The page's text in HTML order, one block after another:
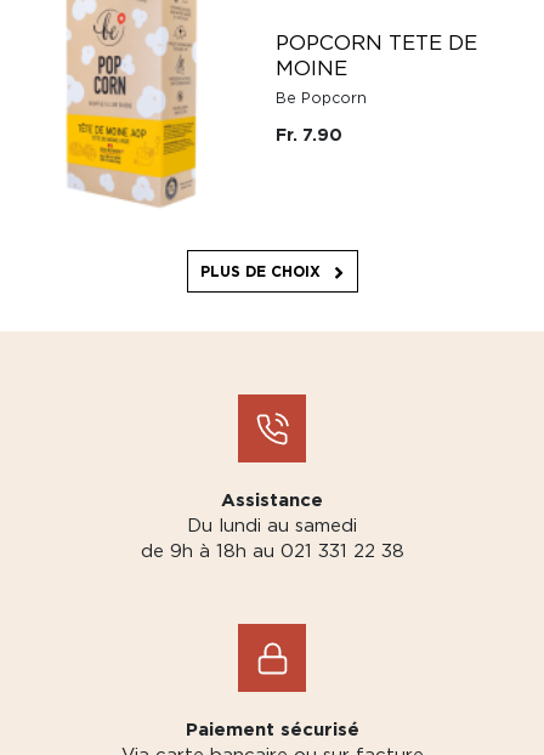
POPCORN TETE DE
MOINE
Be Popcorn
Fr. 7.90
PLUS DE CHOIX
Assistance
Du lundi au samedi
de 9h à 18h au 021 331 22 38
Paiement sécurisé